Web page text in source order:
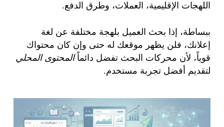
اللهجات الإقليمية، العملات، وطرق الدفع.
ببساطة، إذا بحث العميل بلهجة مختلفة عن لغة
إعلانك، فلن يظهر موقعك له حتى وإن كان محتواك
قوياً، لأن محركات البحث تفضل دائماًالمحتوى المحلي
لتقديم أفضل تجربة مستخدم.